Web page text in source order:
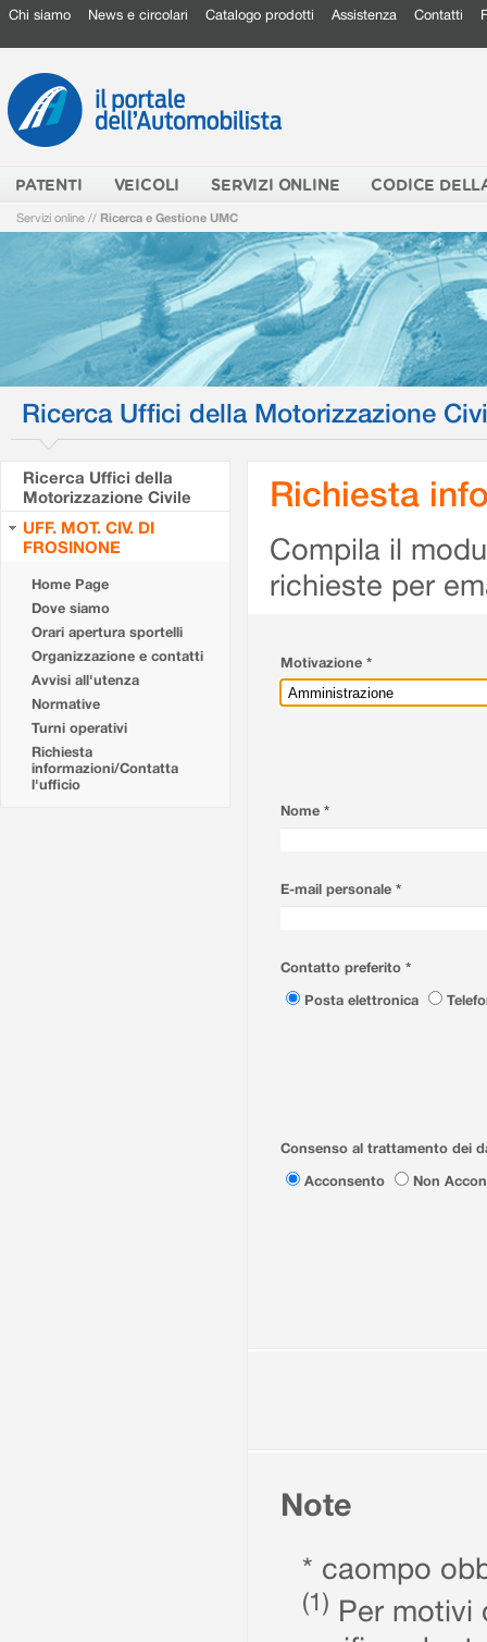
Chi siamo News e circolari Catalogo prodotti Assistenza Contatti
PATENTI VEICOLI SERVIZI ONLINE CODICE
Servizi online // Ricerca e Gestione UMC
Ricerca Uffici della Motorizzazione
Ricerca Uffici della
Motorizzazione Civile
UFF. MOT. CIV. DI
FROSINONE
Home Page
Dove siamo
Orari apertura sportelli
Organizzazione e contatti
Avvisi all'utenza
Normative
Turni operativi
Richiesta
informazioni/Contatta
l'ufficio
Richiesta
Compila il
richieste per
Motivazione *
Nome *
E-mail personale *
Contatto preferito *
Posta elettronica
Consenso al trattamento dei
Acconsento
Non
Note
* caompo
(1) Per motivi